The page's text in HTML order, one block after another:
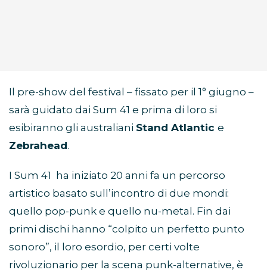
Il pre-show del festival – fissato per il 1° giugno –
sarà guidato dai Sum 41 e prima di loro si
esibiranno gli australiani Stand Atlantic e
Zebrahead.
I Sum 41 ha iniziato 20 anni fa un percorso
artistico basato sull’incontro di due mondi:
quello pop-punk e quello nu-metal. Fin dai
primi dischi hanno “colpito un perfetto punto
sonoro”, il loro esordio, per certi volte
rivoluzionario per la scena punk-alternative, è